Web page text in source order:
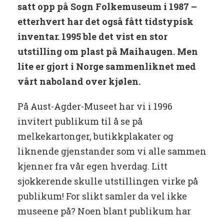
satt opp på Sogn Folkemuseum i 1987 –
etterhvert har det også fått tidstypisk
inventar. 1995 ble det vist en stor
utstilling om plast på Maihaugen. Men
lite er gjort i Norge sammenliknet med
vårt naboland over kjølen.
På Aust-Agder-Museet har vi i 1996
invitert publikum til å se på
melkekartonger, butikkplakater og
liknende gjenstander som vi alle sammen
kjenner fra vår egen hverdag. Litt
sjokkerende skulle utstillingen virke på
publikum! For slikt samler da vel ikke
museene på? Noen blant publikum har